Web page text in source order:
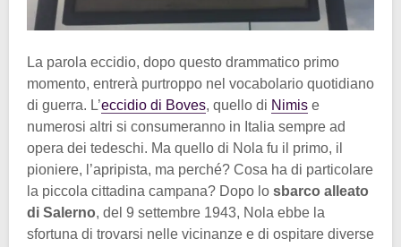
La parola eccidio, dopo questo drammatico primo
momento, entrerà purtroppo nel vocabolario quotidiano
di guerra. L’eccidio di Boves, quello di Nimis e
numerosi altri si consumeranno in Italia sempre ad
opera dei tedeschi. Ma quello di Nola fu il primo, il
pioniere, l’apripista, ma perché? Cosa ha di particolare
la piccola cittadina campana? Dopo lo sbarco alleato
di Salerno, del 9 settembre 1943, Nola ebbe la
sfortuna di trovarsi nelle vicinanze e di ospitare diverse